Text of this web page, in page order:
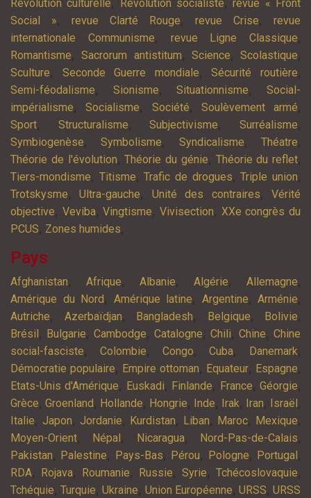
Révolution culturelle, Révolution socialiste,revue « Front
Social », revue Clarté Rouge, revue Crise, revue
internationale Communisme, revue Ligne Classique,
Romantisme,Sacrorum antistitum, Science, Scolastique,
Sculture, Seconde Guerre mondiale,Sécurité routière,
Semi-féodalisme, Sionisme,Situationnisme,Social-
impérialisme,Socialisme, Société, Soulèvement armé,
Sport, Structuralisme,Subjectivisme,Surréalisme,
Symbiogenèse,Symbolisme, Syndicalisme,Théatre,
Théorie de l'évolution,Théorie du génie, Théorie du reflet,
Tiers-mondisme, Titisme,Trafic de drogues,Triple union,
Trotskysme,Ultra-gauche, Unité des contraires,Vérité
objective, Veviba,Vingtisme,Vivisection, XXe congrès du
PCUS, Zones humides,
Pays
Afghanistan, Afrique, Albanie, Algérie, Allemagne,
Amérique du Nord , Amérique latine, Argentine, Arménie,
Autriche, Azerbaïdjan, Bangladesh, Belgique, Bolivie,
Brésil , Bulgarie, Cambodge, Catalogne, Chili, Chine, Chine
social-fasciste, Colombie, Congo,Cuba, Danemark,
Démocratie populaire, Empire ottoman, Equateur, Espagne,
Etats-Unis d'Amérique, Euskadi, Finlande, France,Géorgie,
Grèce, Groenland , Hollande, Hongrie, Inde, Irak, Iran, Israël ,
Italie, Japon, Jordanie, Kurdistan, Liban, Maroc, Mexique,
Moyen-Orient, Népal , Nicaragua, Nord-Pas-de-Calais,
Pakistan, Palestine, Pays-Bas, Pérou, Pologne, Portugal ,
RDA, Rojava, Roumanie, Russie, Syrie, Tchécoslovaquie,
Tchéquie,Turquie,Ukraine, Union Européenne, URSS,URSS